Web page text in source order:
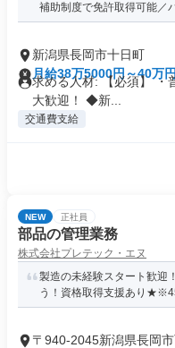
補助制度で免許取得可能／
新潟県長岡市十日町
月給38万5000円～40万
求める人材: 【必須】
大歓迎！ ◆新...
交通費支給
NEW 正社員
部品の管理業務
株式会社プレテック・エヌ
製造の未経験スタート歓迎
う！資格取得支援あり
〒940-2045新潟県長岡